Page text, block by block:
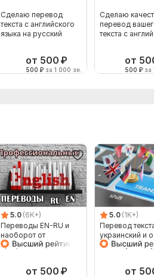
Сделаю перевод
текста с английского
языка на русский
от 500 ₽
500 ₽ за 1 000 зн.
Сделаю
перевод
текста с
от
500 ₽ за
5.0 (6K+)
Переводы EN-RU и
наоборот от
профессионала
от 500 ₽
5.0 (1K+)
Перевод
украинский и
на любую
от